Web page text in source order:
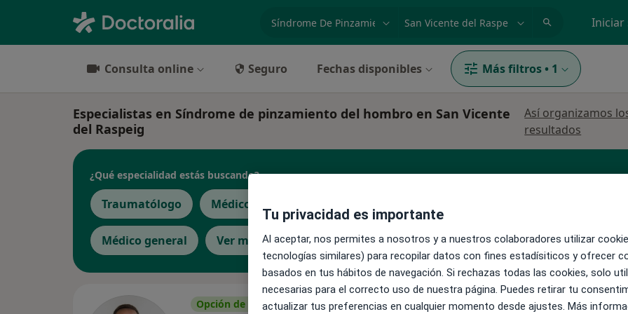
especialidad, enfermedad o nombre Iniciar
Consulta online Seguro Fechas disponibles Más filtros • 1
Especialistas en Síndrome de pinzamiento del hombro en San Vicente
del Raspeig
Así organizamos
resultados
¿Qué especialidad estás buscando?
Traumatólogo Médico estético
Médico general Ver más
Opción de pago online
La reserva de cita online no está
Tu privacidad es importante
Al aceptar, nos permites a nosotros y a nuestros colaboradores utilizar
tecnologías similares) para recopilar datos con fines estadísiticos y ofrecer
basados en tus hábitos de navegación. Si rechazas todas las cookies, solo
necesarias para el correcto uso de nuestra página. Puedes retirar tu
actualizar tus preferencias en cualquier momento desde ajustes. Más